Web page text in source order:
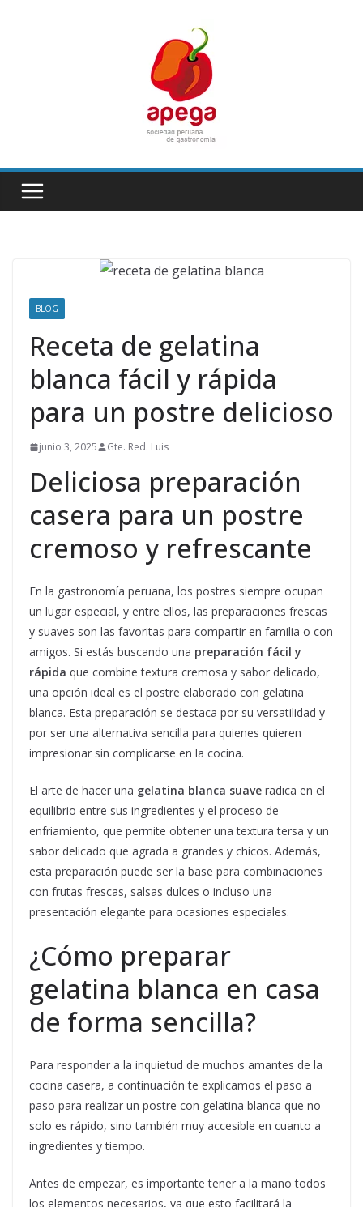
BLOG
Receta de gelatina
blanca fácil y rápida
para un postre delicioso
junio 3, 2025 Gte. Red. Luis
Deliciosa preparación
casera para un postre
cremoso y refrescante
En la gastronomía peruana, los postres siempre ocupan
un lugar especial, y entre ellos, las preparaciones frescas
y suaves son las favoritas para compartir en familia o con
amigos. Si estás buscando una preparación fácil y
rápida que combine textura cremosa y sabor delicado,
una opción ideal es el postre elaborado con gelatina
blanca. Esta preparación se destaca por su versatilidad y
por ser una alternativa sencilla para quienes quieren
impresionar sin complicarse en la cocina.
El arte de hacer una gelatina blanca suave radica en el
equilibrio entre sus ingredientes y el proceso de
enfriamiento, que permite obtener una textura tersa y un
sabor delicado que agrada a grandes y chicos. Además,
esta preparación puede ser la base para combinaciones
con frutas frescas, salsas dulces o incluso una
presentación elegante para ocasiones especiales.
¿Cómo preparar
gelatina blanca en casa
de forma sencilla?
Para responder a la inquietud de muchos amantes de la
cocina casera, a continuación te explicamos el paso a
paso para realizar un postre con gelatina blanca que no
solo es rápido, sino también muy accesible en cuanto a
ingredientes y tiempo.
Antes de empezar, es importante tener a la mano todos
los elementos necesarios, ya que esto facilitará la